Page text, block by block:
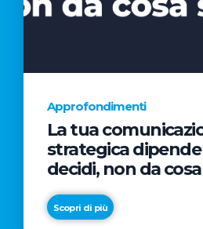
Approfondimenti
La tua
strategica dipende
decidi, non da
Scopri di più